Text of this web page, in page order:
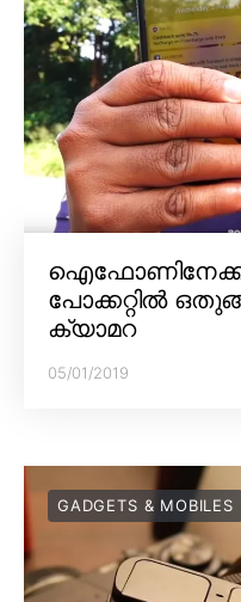
പോക്കറ്റിൽ
ക്യാമറ
05/01/2019
GADGETS & MOBILES